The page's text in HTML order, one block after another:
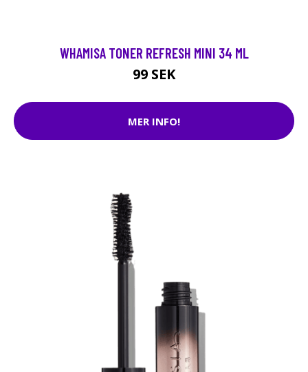
WHAMISA TONER REFRESH MINI 34 ML
99 SEK
MER INFO!